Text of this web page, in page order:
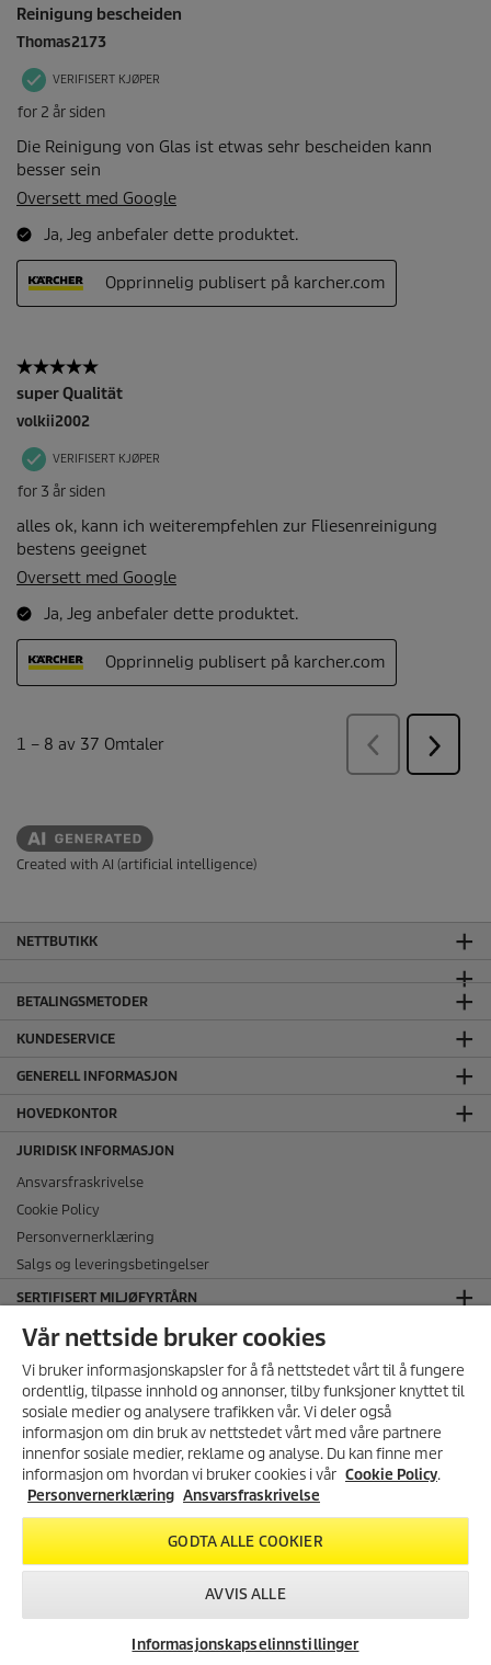
MELD DEG PÅ VÅRT
NYHETSBREV!
Få 10% rabatt på ditt neste kjøp i
på vårt nyhetsbrev.
REGISTRER DEG
Created with AI (artificial intelligence)
NETTBUTIKK
BETALINGSMETODER
KUNDESERVICE
GENERELL INFORMASJON
HOVEDKONTOR
JURIDISK INFORMASJON
Ansvarsfraskrivelse
Cookie Policy
Personvernerklæring
Salgs og leveringsbetingelser
SERTIFISERT MILJØFYRTÅRN
FØLG OSS I SOSIALE MEDIER
inkl. mva., ekskl.frakt
på ordre over 1499,-
© 2026 Kärcher AS
Vår nettside bruker cookies
Vi bruker informasjonskapsler for å få nettstedet vårt til å fungere
ordentlig, tilpasse innhold og annonser, tilby funksjoner knyttet til
sosiale medier og analysere trafikken vår. Vi deler også
informasjon om din bruk av nettstedet vårt med våre partnere
innenfor sosiale medier, reklame og analyse. Du kan finne mer
informasjon om hvordan vi bruker cookies i vår Cookie Policy.
Personvernerklæring Ansvarsfraskrivelse
GODTA ALLE COOKIER
AVVIS ALLE
Informasjonskapselinnstillinger